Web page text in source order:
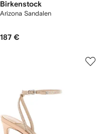
Birkenstock
Arizona Sandalen
187 €